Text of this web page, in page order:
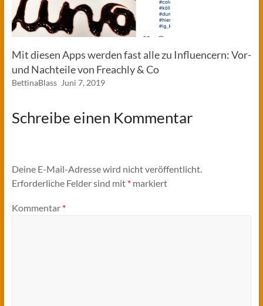
Mit diesen Apps werden fast alle zu Influencern: Vor-
und Nachteile von Freachly & Co
BettinaBlass Juni 7, 2019
Schreibe einen Kommentar
Deine E-Mail-Adresse wird nicht veröffentlicht.
Erforderliche Felder sind mit *markiert
Kommentar *